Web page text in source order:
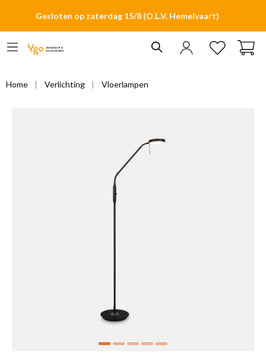
Gesloten op zaterdag 15/8 (O.L.V. Hemelvaart)
Home Verlichting Vloerlampen